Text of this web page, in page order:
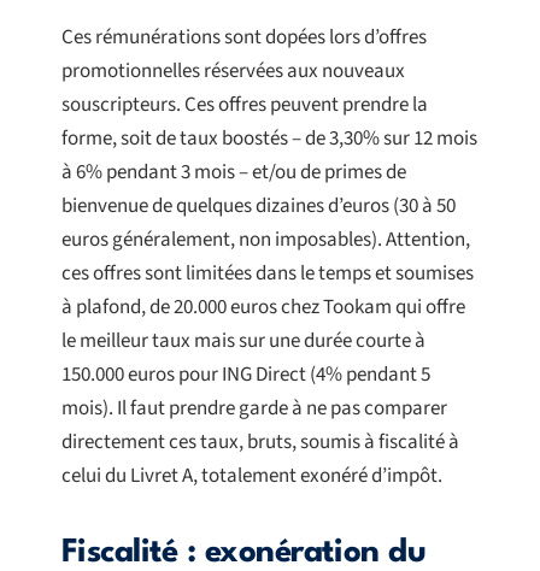
Ces rémunérations sont dopées lors d’offres
promotionnelles réservées aux nouveaux
souscripteurs. Ces offres peuvent prendre la
forme, soit de taux boostés – de 3,30% sur 12 mois
à 6% pendant 3 mois – et/ou de primes de
bienvenue de quelques dizaines d’euros (30 à 50
euros généralement, non imposables). Attention,
ces offres sont limitées dans le temps et soumises
à plafond, de 20.000 euros chez Tookam qui offre
le meilleur taux mais sur une durée courte à
150.000 euros pour ING Direct (4% pendant 5
mois). Il faut prendre garde à ne pas comparer
directement ces taux, bruts, soumis à fiscalité à
celui du Livret A, totalement exonéré d’impôt.
Fiscalité : exonération du